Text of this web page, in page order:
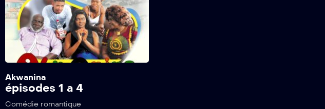
Akwanina
épisodes 1 a 4
Comédie romantique